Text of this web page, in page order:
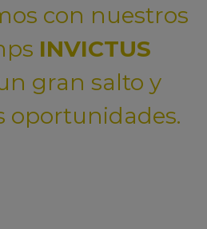
con nuestros
INVICTUS
gran salto y
oportunidades.